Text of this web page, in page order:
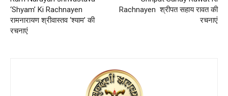
‘Shyam’ Ki Rachnayen
रामनारायण श्रीवास्तव ‘श्याम’ की
रचनाएं
Rachnayen श्रीपत सहाय रावत की
रचनाएं